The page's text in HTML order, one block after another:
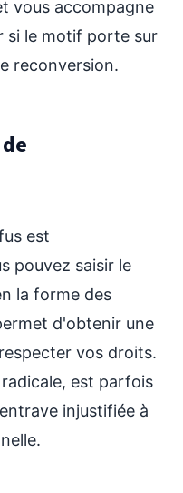
vous accompagne
si le motif porte sur
reconversion.
est
pouvez saisir le
la forme des
d'obtenir une
vos droits.
est parfois
injustifiée à